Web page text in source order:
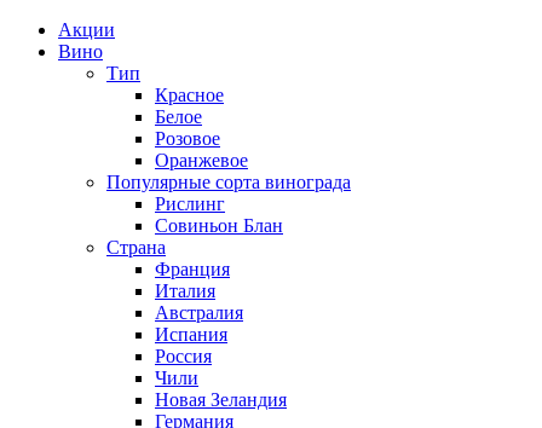
Акции
Вино
Тип
Красное
Белое
Розовое
Оранжевое
Популярные сорта винограда
Рислинг
Совиньон Блан
Страна
Франция
Италия
Австралия
Испания
Россия
Чили
Новая Зеландия
Германия